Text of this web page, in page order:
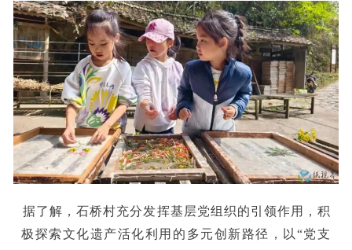
了解，石桥村充分发挥基层党组织的引领作用，积
极探索文化遗产活化利用的多元创新路径，以“党支